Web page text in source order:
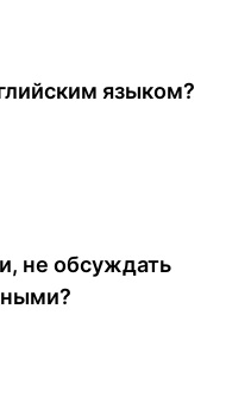
языком?
не обсуждать